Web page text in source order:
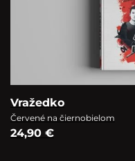
Vražedko
Červené na čiernobielom
24,90 €